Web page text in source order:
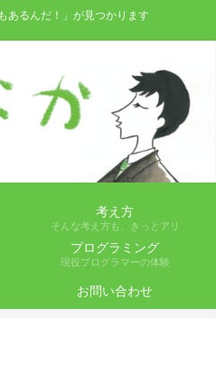
あるんだ！」が見つかります
考え方
そんな考え方も、きっとアリ
プログラミング
現役プログラマーの体験
お問い合わせ